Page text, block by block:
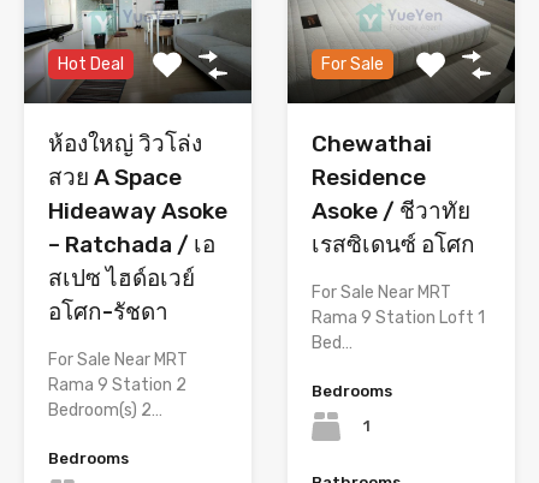
Hot Deal
ห้องใหญ่ วิวโล่ง
สวย A Space
Hideaway Asoke
– Ratchada / เอ
สเปซ ไฮด์อเวย์
อโศก-รัชดา
For Sale Near MRT
Rama 9 Station 2
Bedroom(s) 2…
Bedrooms
For Sale
Chewathai
Residence
Asoke / ชีวาทัย
เรสซิเดนซ์ อโศก
For Sale Near MRT
Rama 9 Station Loft 1
Bed…
Bedrooms
1